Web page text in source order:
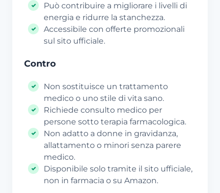
Può contribuire a migliorare i livelli di
energia e ridurre la stanchezza.
Accessibile con offerte promozionali
sul sito ufficiale.
Contro
Non sostituisce un trattamento
medico o uno stile di vita sano.
Richiede consulto medico per
persone sotto terapia farmacologica.
Non adatto a donne in gravidanza,
allattamento o minori senza parere
medico.
Disponibile solo tramite il sito ufficiale,
non in farmacia o su Amazon.